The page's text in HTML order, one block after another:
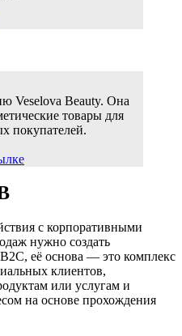
Veselova Beauty. Она
товары для
покупателей.
с корпоративными
нужно создать
её основа — это комплекс
клиентов,
или услугам и
на основе прохождения